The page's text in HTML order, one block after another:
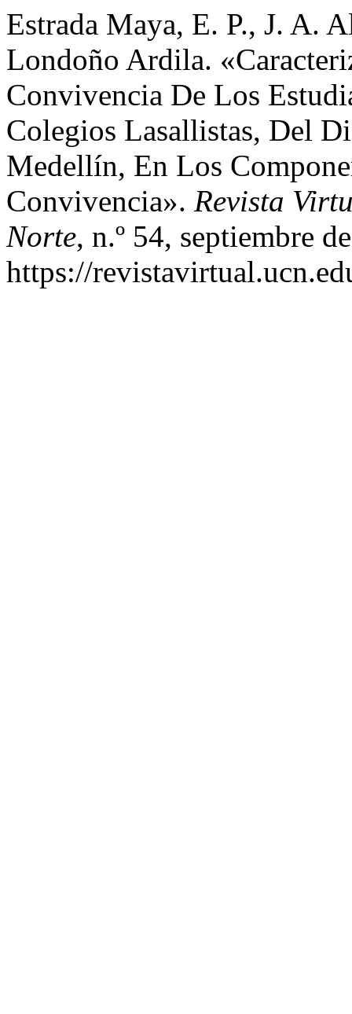
Estrada Maya, E. P., J. A.
Londoño Ardila.
Convivencia De Los
Colegios Lasallistas, Del
Medellín, En Los
Convivencia». Revista
Norte, n.º 54, septiembre
https://